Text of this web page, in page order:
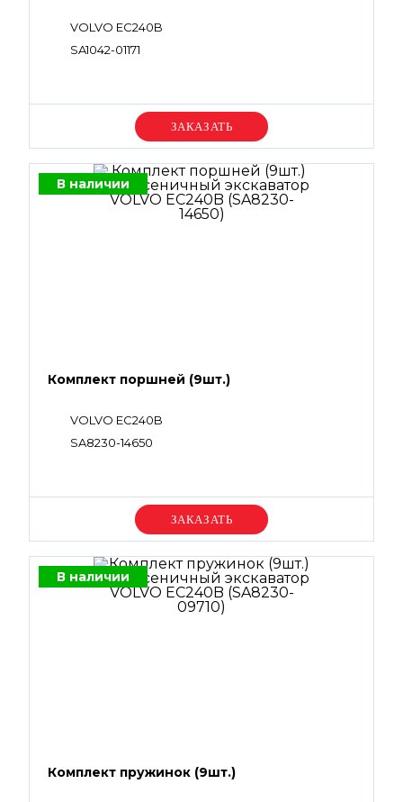
VOLVO EC240B
SA1042-01171
Уточняйте цену
В наличии
Комплект поршней (9шт.)
VOLVO EC240B
SA8230-14650
Уточняйте цену
В наличии
Комплект пружинок (9шт.)